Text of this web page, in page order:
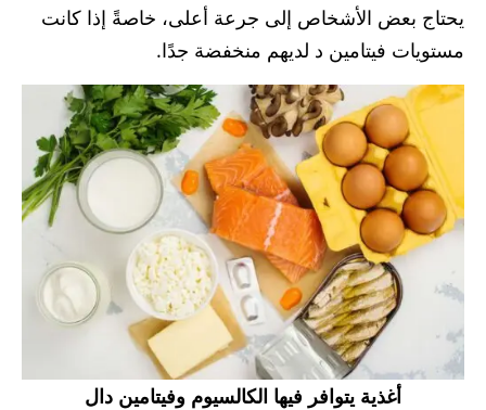
يحتاج بعض الأشخاص إلى جرعة أعلى، خاصةً إذا كانت
مستويات فيتامين د لديهم منخفضة جدًا.
أغذية يتوافر فيها الكالسيوم وفيتامين دال